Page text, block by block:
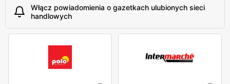
Włącz powiadomienia o gazetkach ulubionych sieci
handlowych